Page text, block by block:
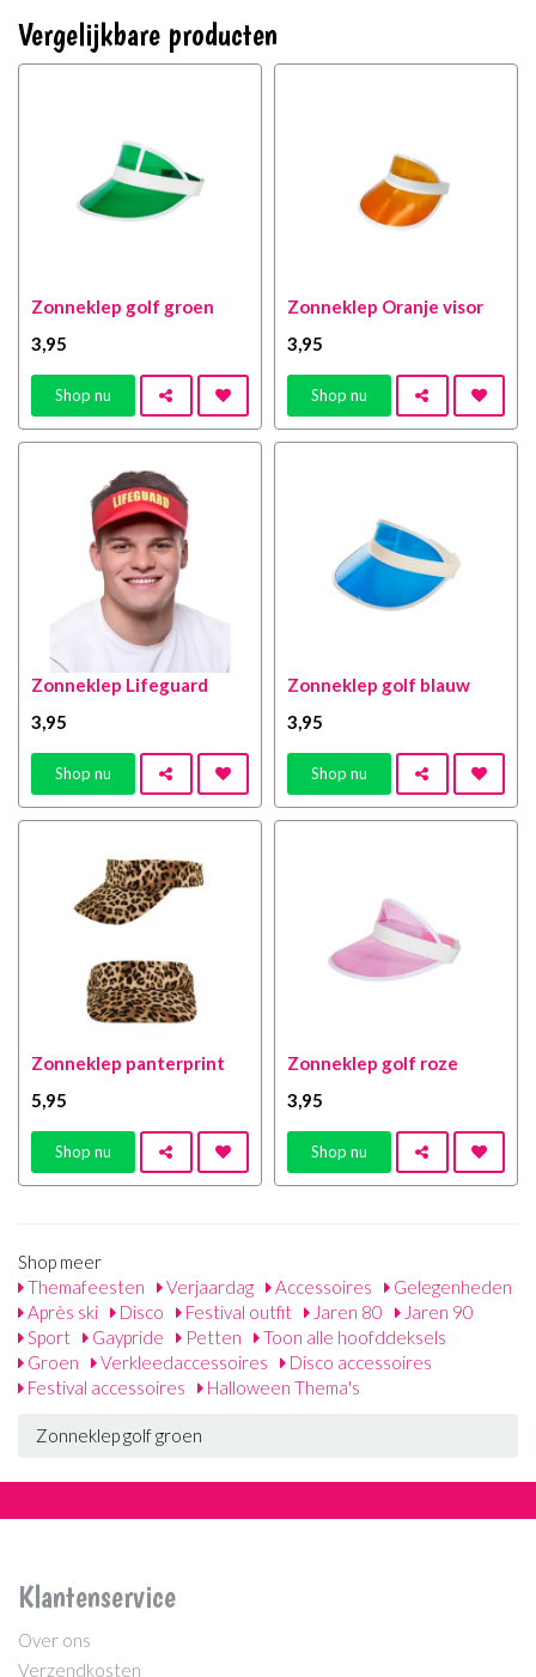
Vergelijkbare producten
Zonneklep golf groen
3,95
Shop nu
Zonneklep Oranje visor
3,95
Shop nu
Zonneklep Lifeguard
3,95
Shop nu
Zonneklep golf blauw
3,95
Shop nu
Zonneklep panterprint
5,95
Shop nu
Zonneklep golf roze
3,95
Shop nu
Shop meer
Themafeesten
Verjaardag Accessoires
Gelegenheden
Après ski
Disco Festival outfit Jaren 80
Jaren 90
Sport
Gaypride Petten
Toon alle hoofddeksels
Groen
Verkleedaccessoires
Disco accessoires
Festival accessoires
Halloween Thema's
Zonneklep golf groen
Klantenservice
Over ons
Verzendkosten